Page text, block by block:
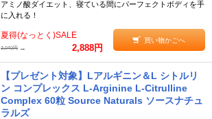
アミノ酸ダイエット、寝ている間にパーフェクトボディを手
に入れる！
夏得(なっとく)SALE
3,040円 → 2,888円
買い物かごへ
【プレゼント対象】Lアルギニン＆L シトルリ
ン コンプレックス L-Arginine L-Citrulline
Complex 60粒 Source Naturals ソースナチュ
ラルズ